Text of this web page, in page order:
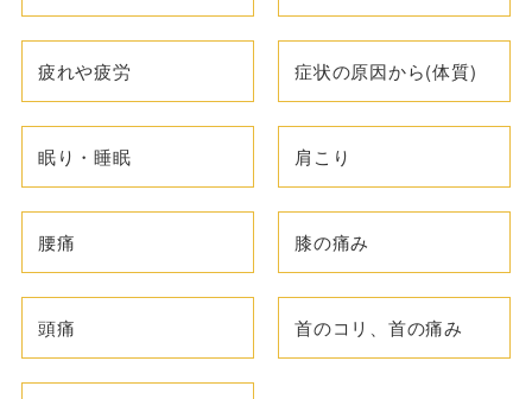
疲れや疲労 症状の原因から(体質)
眠り・睡眠 肩こり
腰痛 膝の痛み
頭痛 首のコリ、首の痛み